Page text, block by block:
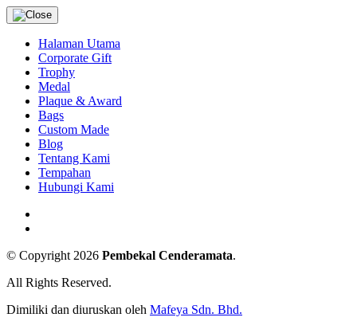
Halaman Utama
Corporate Gift
Trophy
Medal
Plaque & Award
Bags
Custom Made
Blog
Tentang Kami
Tempahan
Hubungi Kami
© Copyright 2026 Pembekal Cenderamata.
All Rights Reserved.
Dimiliki dan diuruskan oleh Mafeya Sdn. Bhd.